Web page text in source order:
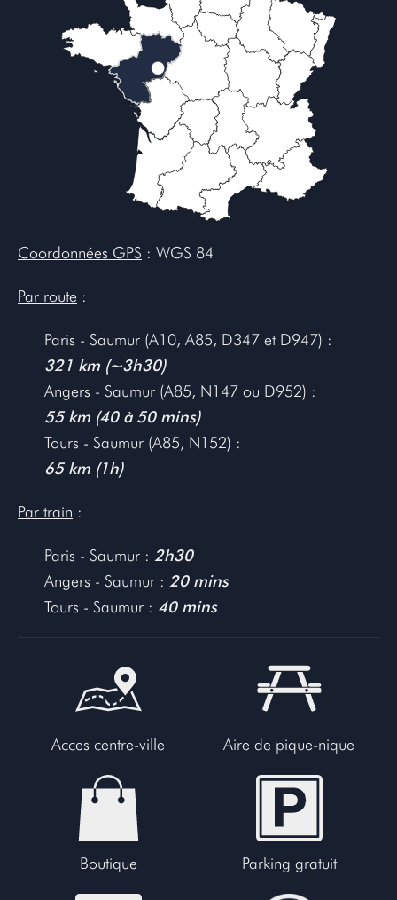
Coordonnées GPS : WGS 84
Par route :
Paris - Saumur (A10, A85, D347 et D947) :
321 km (~3h30)
Angers - Saumur (A85, N147 ou D952) :
55 km (40 à 50 mins)
Tours - Saumur (A85, N152) :
65 km (1h)
Par train :
Paris - Saumur : 2h30
Angers - Saumur : 20 mins
Tours - Saumur : 40 mins
Acces centre-ville Aire de pique-nique
Boutique Parking gratuit